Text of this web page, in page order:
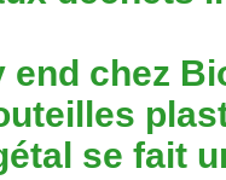
end chez
se fait